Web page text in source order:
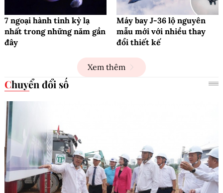
7 ngoại hành tinh kỳ lạ
nhất trong những năm gần
đây
Máy bay J-36 lộ nguyên
mẫu mới với nhiều thay
đổi thiết kế
Xem thêm
Chuyển đổi số